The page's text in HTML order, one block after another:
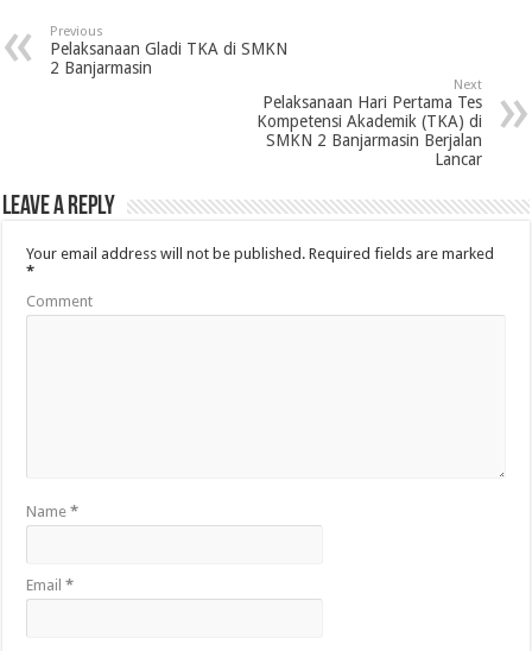
Previous
Pelaksanaan Gladi TKA di SMKN
2 Banjarmasin
Next
Pelaksanaan Hari Pertama Tes
Kompetensi Akademik (TKA) di
SMKN 2 Banjarmasin Berjalan
Lancar
Leave a Reply
Your email address will not be published. Required fields are marked
*
Comment
Name*
Email*